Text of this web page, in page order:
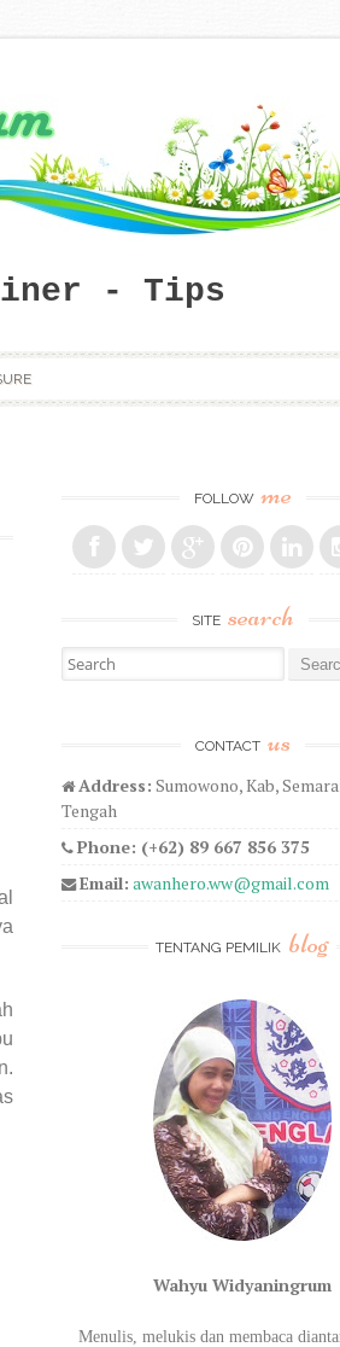
- Tips
FOLLOW me
SITE search
Search for:
CONTACT us
Address: Sumowono, Kab,
Tengah
Phone: (+62) 89 667 856 375
Email: awanhero.ww@gmail.com
TENTANG PEMILIK blog
Wahyu Widyaningrum
Menulis, melukis dan membaca